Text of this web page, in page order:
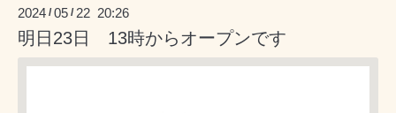
2024 /05 / 22 20:26
明日23日 13時からオープンです